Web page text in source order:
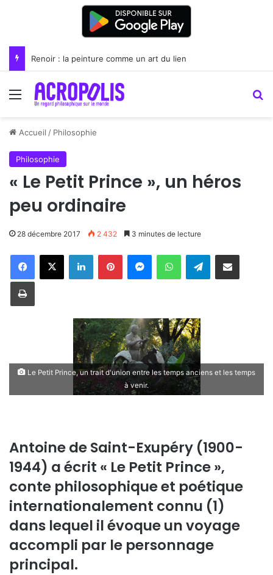
Renoir : la peinture comme un art du lien
Menu
Accueil / Philosophie
Philosophie
« Le Petit Prince », un héros
peu ordinaire
28 décembre 2017 2 432 3 minutes de lecture
LinkedinPinterestMessengerWhatsAppTelegramPartager par email
Imprimer
Le Petit Prince, un trait d'union entre les temps anciens et les temps
à venir.
Antoine de Saint-Exupéry (1900-
1944) a écrit « Le Petit Prince »,
conte philosophique et poétique
internationalement connu (1)
dans lequel il évoque un voyage
accompli par le personnage
principal.